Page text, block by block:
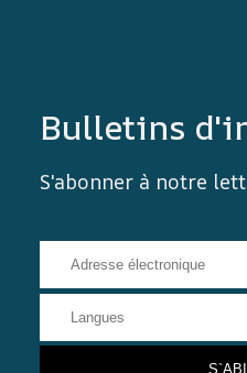
Bulletins
S'abonner à notre